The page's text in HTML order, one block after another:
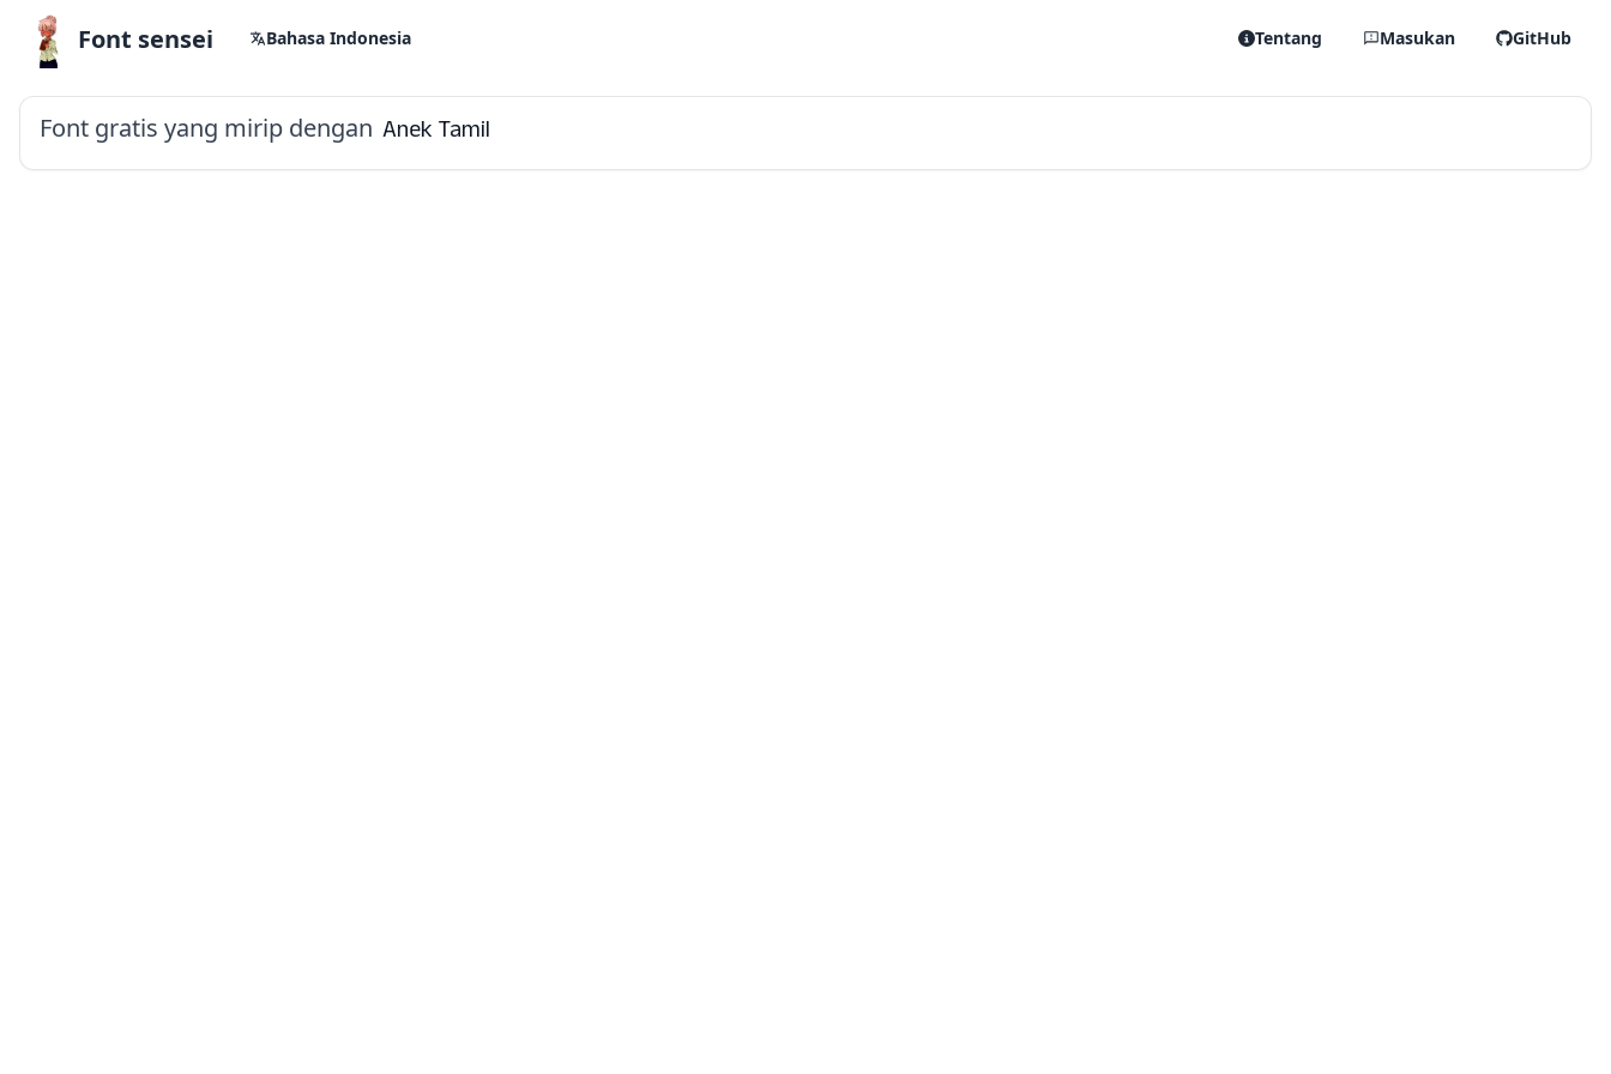
Font sensei Bahasa Indonesia Tentang Masukan GitHub
Font gratis yang mirip dengan Anek Tamil